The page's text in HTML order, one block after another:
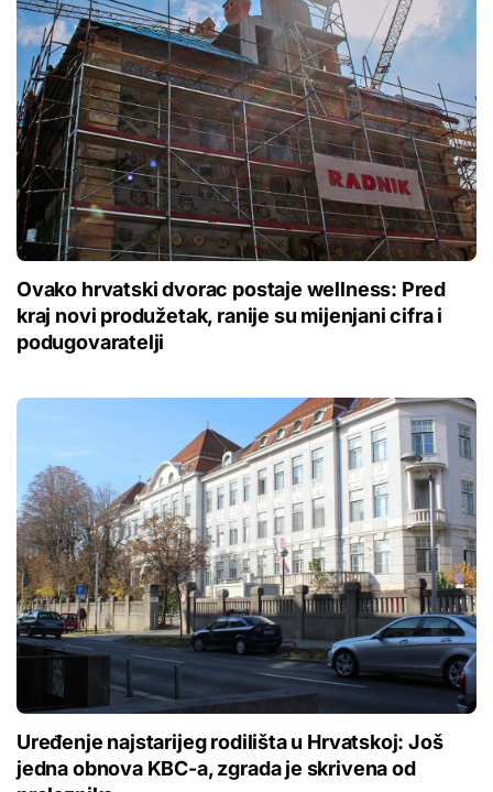
Ovako hrvatski dvorac postaje wellness: Pred
kraj novi produžetak, ranije su mijenjani cifra i
podugovaratelji
Uređenje najstarijeg rodilišta u Hrvatskoj: Još
jedna obnova KBC-a, zgrada je skrivena od